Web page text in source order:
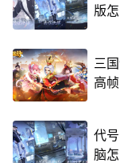
版
三
高
代
脑